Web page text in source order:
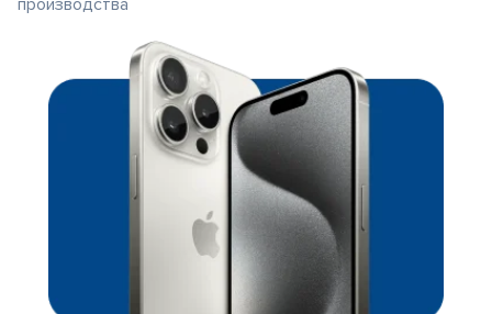
производства